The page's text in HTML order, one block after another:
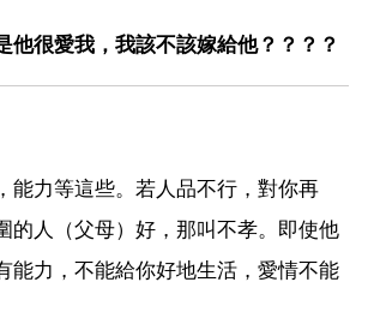
他很愛我，我該不該嫁給他？？？？
能力等這些。若人品不行，對你再
的人（父母）好，那叫不孝。即使他
能力，不能給你好地生活，愛情不能